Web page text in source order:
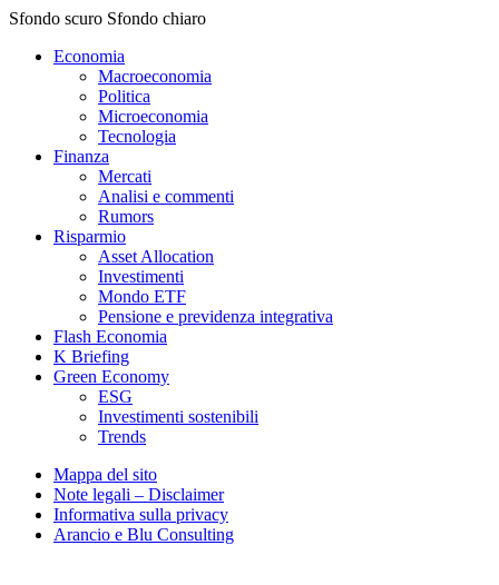
Sfondo scuro Sfondo chiaro
Economia
Macroeconomia
Politica
Microeconomia
Tecnologia
Finanza
Mercati
Analisi e commenti
Rumors
Risparmio
Asset Allocation
Investimenti
Mondo ETF
Pensione e previdenza integrativa
Flash Economia
K Briefing
Green Economy
ESG
Investimenti sostenibili
Trends
Mappa del sito
Note legali – Disclaimer
Informativa sulla privacy
Arancio e Blu Consulting